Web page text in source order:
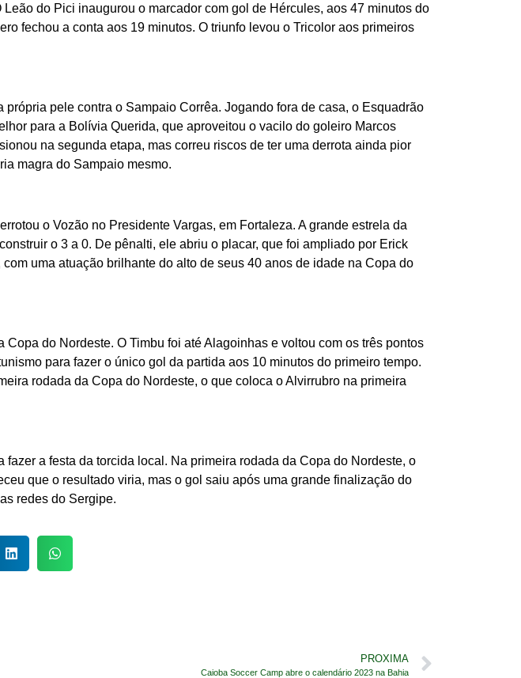
do Pici inaugurou o marcador com gol de Hércules, aos 47 minutos do
fechou a conta aos 19 minutos. O triunfo levou o Tricolor aos primeiros
pele contra o Sampaio Corrêa. Jogando fora de casa, o Esquadrão
para a Bolívia Querida, que aproveitou o vacilo do goleiro Marcos
na segunda etapa, mas correu riscos de ter uma derrota ainda pior
magra do Sampaio mesmo.
o Vozão no Presidente Vargas, em Fortaleza. A grande estrela da
o 3 a 0. De pênalti, ele abriu o placar, que foi ampliado por Erick
uma atuação brilhante do alto de seus 40 anos de idade na Copa do
do Nordeste. O Timbu foi até Alagoinhas e voltou com os três pontos
para fazer o único gol da partida aos 10 minutos do primeiro tempo.
rodada da Copa do Nordeste, o que coloca o Alvirrubro na primeira
a festa da torcida local. Na primeira rodada da Copa do Nordeste, o
que o resultado viria, mas o gol saiu após uma grande finalização do
redes do Sergipe.
PROXIMA
Caioba Soccer Camp abre o calendário 2023 na Bahia